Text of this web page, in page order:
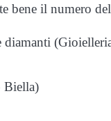
bene il numero
diamanti
Biella)